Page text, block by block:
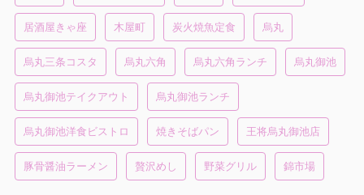
居酒屋きゃ座 木屋町 炭火焼魚定食 烏丸
烏丸三条コスタ 烏丸六角 烏丸六角ランチ 烏丸御池
烏丸御池テイクアウト 烏丸御池ランチ
烏丸御池洋食ビストロ 焼きそばパン 王将烏丸御池店
豚骨醤油ラーメン 贅沢めし 野菜グリル 錦市場